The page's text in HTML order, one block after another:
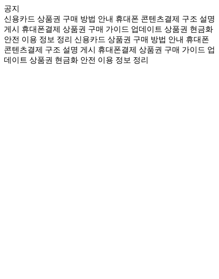
공지
신용카드 상품권 구매 방법 안내 휴대폰 콘텐츠결제 구조 설명
게시
휴대폰결제 상품권 구매 가이드 업데이트 상품권 현금화
안전 이용 정보 정리 신용카드 상품권 구매 방법 안내 휴대폰
콘텐츠결제 구조 설명 게시
휴대폰결제 상품권 구매 가이드 업
데이트 상품권 현금화 안전 이용 정보 정리